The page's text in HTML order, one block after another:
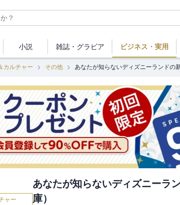
小説 雑誌・ グラビア ビジネス ・実用
カルチャー その他 あなたが知らないディズニーランドの
ャー
あなたが知らないディズニーラ
庫）